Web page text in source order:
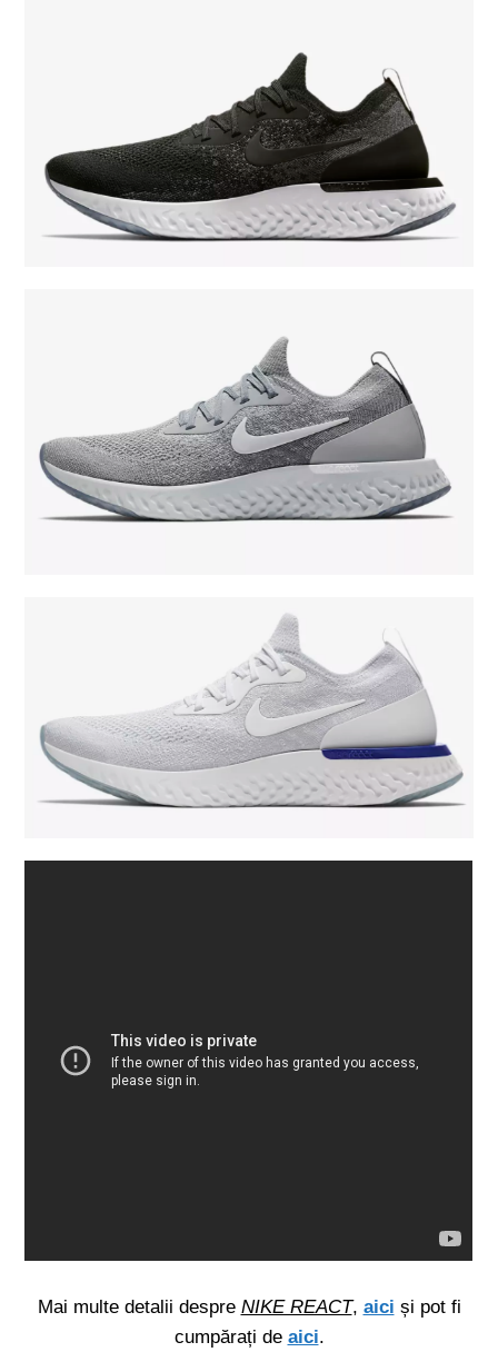
Mai multe detalii despre NIKE REACT, aici și pot fi
cumpărați de aici.